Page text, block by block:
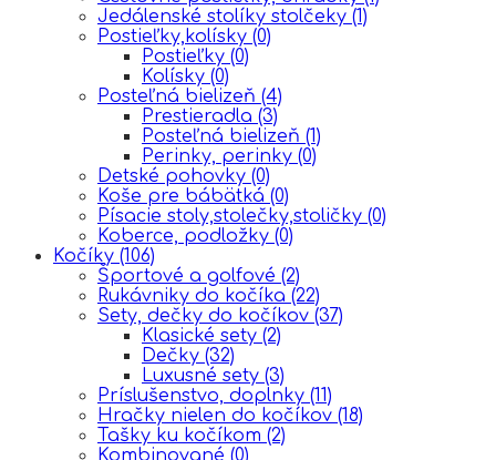
Jedálenské stolíky stolčeky (1)
Postieľky,kolísky (0)
Postieľky (0)
Kolísky (0)
Posteľná bielizeň (4)
Prestieradla (3)
Posteľná bielizeň (1)
Perinky, perinky (0)
Detské pohovky (0)
Koše pre bábätká (0)
Písacie stoly,stolečky,stoličky (0)
Koberce, podložky (0)
Kočíky (106)
Športové a golfové (2)
Rukávniky do kočíka (22)
Sety, dečky do kočíkov (37)
Klasické sety (2)
Dečky (32)
Luxusné sety (3)
Príslušenstvo, doplnky (11)
Hračky nielen do kočíkov (18)
Tašky ku kočíkom (2)
Kombinované (0)